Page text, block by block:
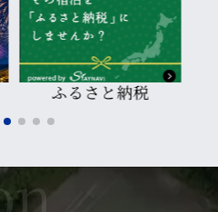
とうございます。政府
ラン営業の一部変更の
きます。
（混雑を避ける為、
なります。）
（酒類のご提供20：30
止）
温泉